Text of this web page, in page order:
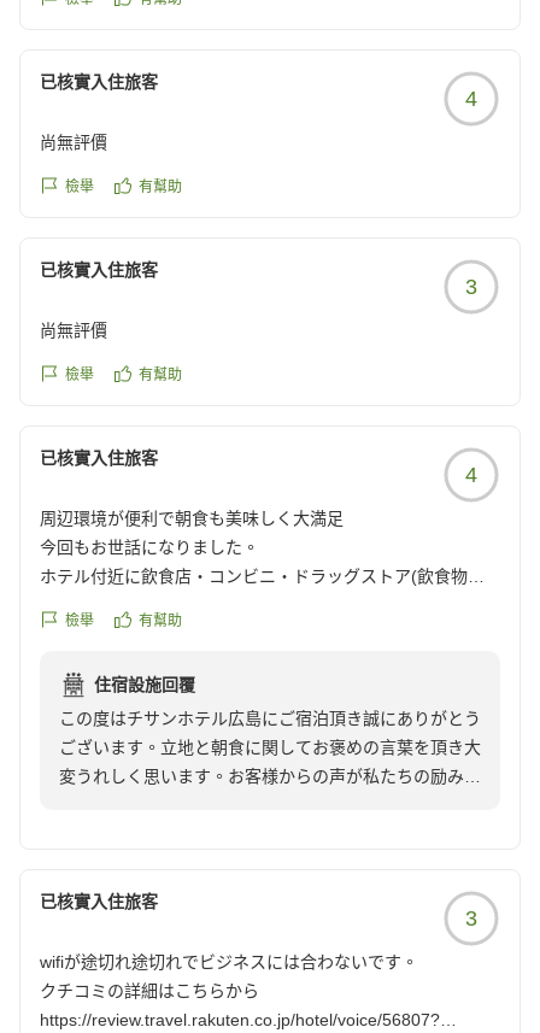
已核實入住旅客
4
尚無評價
檢舉 有幫助
已核實入住旅客
3
尚無評價
檢舉 有幫助
已核實入住旅客
4
周辺環境が便利で朝食も美味しく大満足
今回もお世話になりました。
ホテル付近に飲食店・コンビニ・ドラッグストア(飲食物も
朝食も美味しくて!
ありがとうございました。
クチコミの詳細はこちらから
https://review.travel.rakuten.co.jp/hotel/voice/56807?
reviewId=33123478241390
檢舉 有幫助
住宿設施回覆
この度はチサンホテル広島にご宿泊頂き誠にありがとう
ございます。立地と朝食に関してお褒めの言葉を頂き大
変うれしく思います。お客様からの声が私たちの励みに
きお客様にご満足頂けるよう、日々精進してまいりま
す。広島へお越しの際は、是非「チサンホテル広島」を
ご利用いただければ幸いでございます。またのご来館心
よりお待ち申し上げております。
已核實入住旅客
3
wifiが途切れ途切れでビジネスには合わないです。
クチコミの詳細はこちらから
https://review.travel.rakuten.co.jp/hotel/voice/56807?